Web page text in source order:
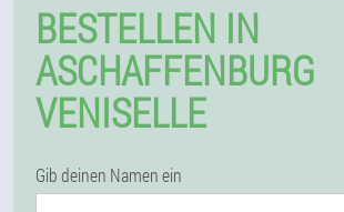
BESTELLEN IN
ASCHAFFENBURG
VENISELLE
Gib deinen Namen ein